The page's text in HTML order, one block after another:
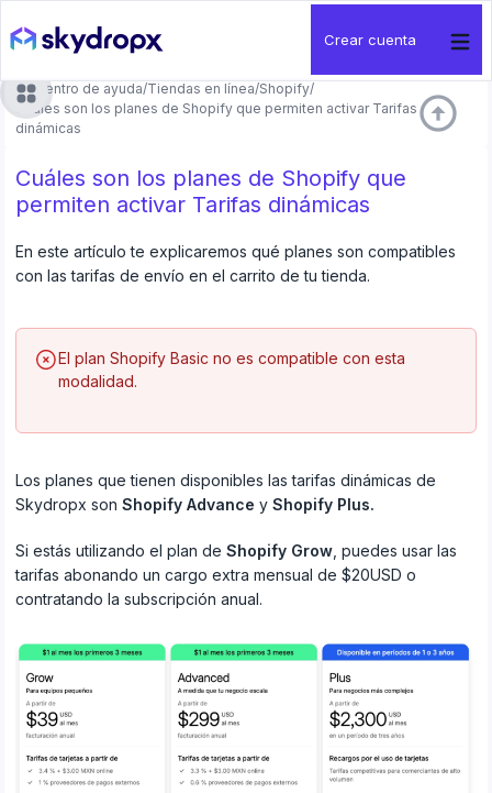
Crear cuenta
Centro de ayuda/Tiendas en línea/Shopify/
Cuáles son los planes de Shopify que permiten activar Tarifas
dinámicas
Cuáles son los planes de Shopify que
permiten activar Tarifas dinámicas
En este artículo te explicaremos qué planes son compatibles
con las tarifas de envío en el carrito de tu tienda.
El plan Shopify Basic no es compatible con esta
modalidad.
Los planes que tienen disponibles las tarifas dinámicas de
Skydropx son Shopify Advance y Shopify Plus.
Si estás utilizando el plan de Shopify Grow , puedes usar las
tarifas abonando un cargo extra mensual de $20USD o
contratando la subscripción anual.
arrow_circle_up